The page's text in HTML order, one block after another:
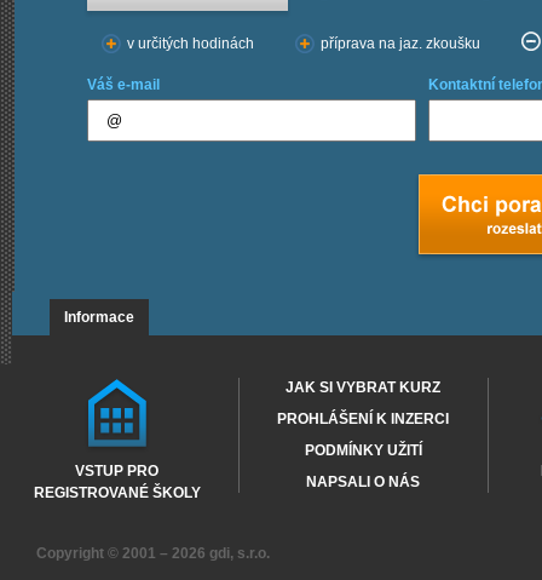
v určitých hodinách příprava na jaz. zkoušku
Váš e-mail Kontaktní
Informace
VSTUP PRO
REGISTROVANÉ ŠKOLY
JAK SI VYBRAT KURZ
PROHLÁŠENÍ K INZERCI
PODMÍNKY UŽITÍ
NAPSALI O NÁS
Copyright © 2001 – 2026 gdi, s.r.o.